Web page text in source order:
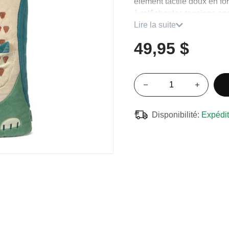
à relâcher les tensions
propose un rituel simple
favorise ainsi une
détente sécurisant.
Associez-la au masque
Caractéristiques
Lire la suite
49,95 $
Disponibilité: